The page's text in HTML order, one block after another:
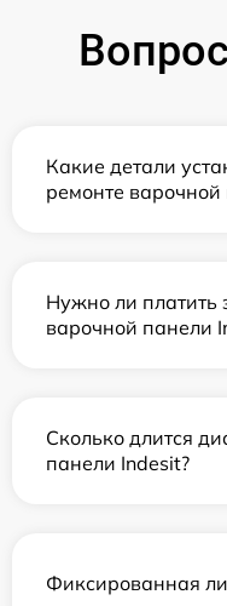
Какие детали
ремонте
Нужно ли платить
варочной панели
Сколько длится
панели Indesit?
Фиксированная